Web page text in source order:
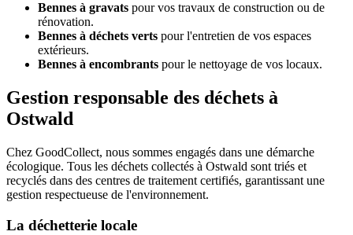
Bennes à gravats pour vos travaux de construction ou de
rénovation.
Bennes à déchets verts pour l'entretien de vos espaces
extérieurs.
Bennes à encombrants pour le nettoyage de vos locaux.
Gestion responsable des déchets à
Ostwald
Chez GoodCollect, nous sommes engagés dans une démarche
écologique. Tous les déchets collectés à Ostwald sont triés et
recyclés dans des centres de traitement certifiés, garantissant une
gestion respectueuse de l'environnement.
La déchetterie locale